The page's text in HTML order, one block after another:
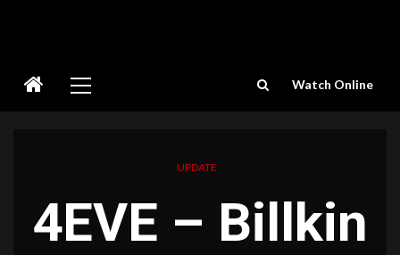
Menu
Watch Online
UPDATE
4EVE – Billkin